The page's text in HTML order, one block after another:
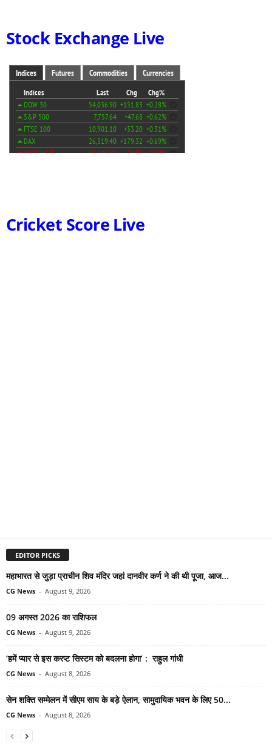
Stock Exchange Live
Cricket Score Live
EDITOR PICKS
महाभारत से जुड़ा प्राचीन शिव मंदिर जहां दानवीर कर्ण ने की थी पूजा, आज...
CG News - August 9, 2026
09 अगस्त 2026 का राशिफल
CG News - August 9, 2026
‘हमें प्यार से इस करप्ट सिस्टम को बदलना होगा’ : राहुल गांधी
CG News - August 8, 2026
सेन शक्ति सम्मेलन में सीएम साय के बड़े ऐलान, सामुदायिक भवन के लिए 50...
CG News - August 8, 2026